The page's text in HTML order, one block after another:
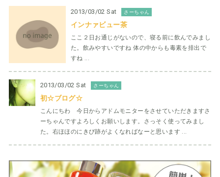
2013/03/02 Sat さーちゃん
インナァビュー茶
ここ２日お通じがないので、寝る前に飲んでみまし
た。飲みやすいですね 体の中からも毒素を排出で
すね ...
2013/03/02 Sat さーちゃん
初☆ブログ☆
こんにちわ 今日からアドムモニターをさせていただきますさ
ーちゃんですよろしくお願いします。さっそく使ってみまし
た。右ほほのにきび跡がよくなればなーと思います ...